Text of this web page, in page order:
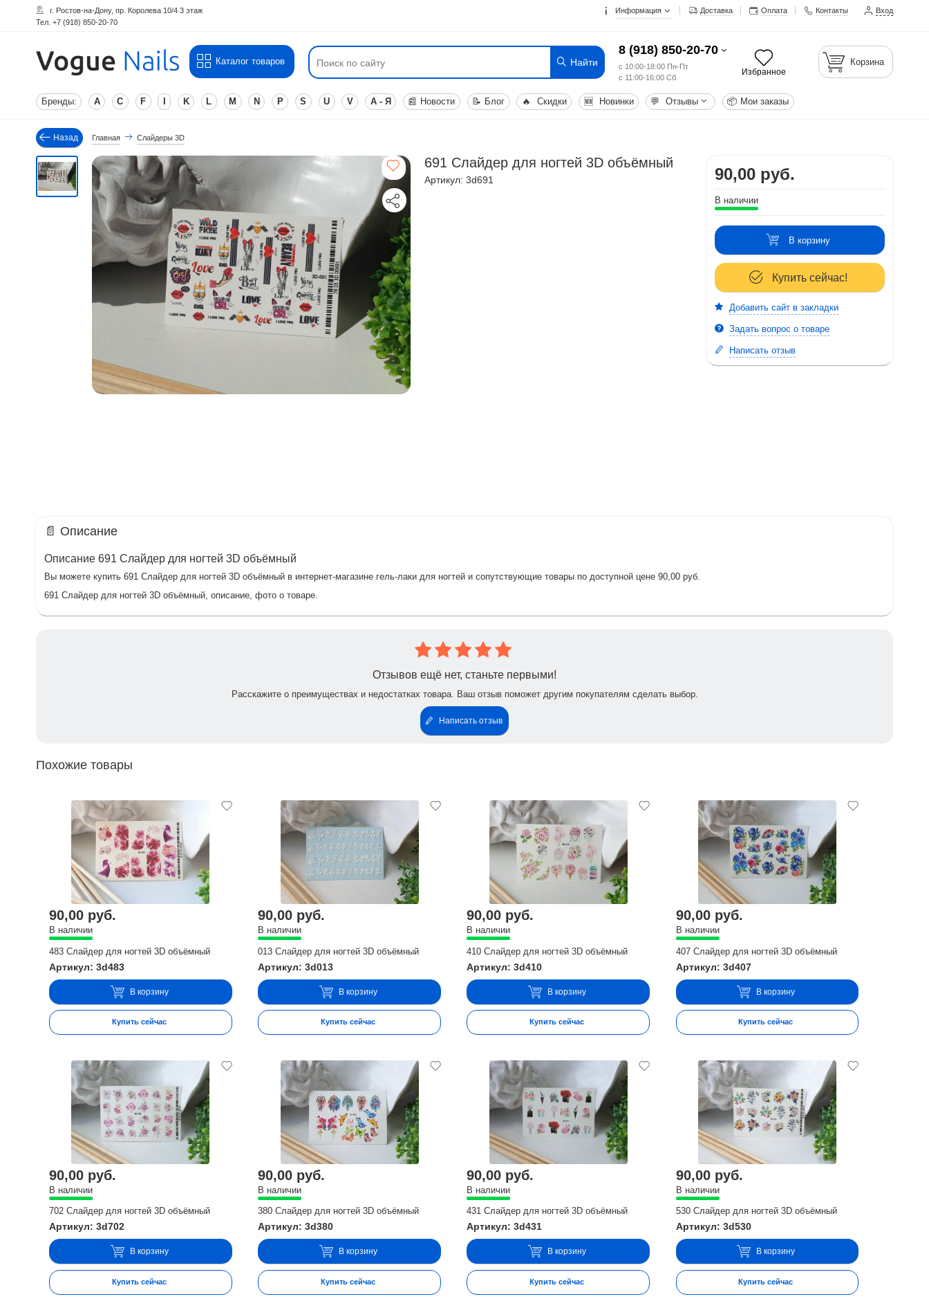
г. Ростов-на-Дону, пр. Королева 10/4 3 этаж
Тел. +7 (918) 850-20-70
Информация Доставка Оплата Контакты Вход
Каталог товаров Найти
8 (918) 850-20-70
с 10:00-18:00 Пн-Пт
с 11:00-16:00 Сб
Избранное
Корзина
Бренды: A C F K L M N P S U V А - Я 📰 Новости 📝 Блог 🔥 Скидки 🆕 Новинки 💬 Отзывы 📦 Мои заказы
Назад Главная Слайдеры 3D
691 Слайдер для ногтей 3D объёмный
Артикул: 3d691 90,00 руб.
В наличии
В корзину
Купить сейчас!
Добавить сайт в закладки
Задать вопрос о товаре
Написать отзыв
📄 Описание
Описание 691 Слайдер для ногтей 3D объёмный
Вы можете купить 691 Слайдер для ногтей 3D объёмный в интернет-магазине гель-лаки для ногтей и сопутствующие товары по доступной цене 90,00 руб.
691 Слайдер для ногтей 3D объёмный, описание, фото о товаре.
Отзывов ещё нет, станьте первыми!
Расскажите о преимуществах и недостатках товара. Ваш отзыв поможет другим покупателям сделать выбор.
Написать отзыв
Похожие товары
90,00 руб.
В наличии
483 Слайдер для ногтей 3D объёмный
Артикул: 3d483
В корзину
Купить сейчас
90,00 руб.
В наличии
013 Слайдер для ногтей 3D объёмный
Артикул: 3d013
В корзину
Купить сейчас
90,00 руб.
В наличии
410 Слайдер для ногтей 3D объёмный
Артикул: 3d410
В корзину
Купить сейчас
90,00 руб.
В наличии
407 Слайдер для ногтей 3D объёмный
Артикул: 3d407
В корзину
Купить сейчас
90,00 руб.
В наличии
702 Слайдер для ногтей 3D объёмный
Артикул: 3d702
В корзину
Купить сейчас
90,00 руб.
В наличии
380 Слайдер для ногтей 3D объёмный
Артикул: 3d380
В корзину
Купить сейчас
90,00 руб.
В наличии
431 Слайдер для ногтей 3D объёмный
Артикул: 3d431
В корзину
Купить сейчас
90,00 руб.
В наличии
530 Слайдер для ногтей 3D объёмный
Артикул: 3d530
В корзину
Купить сейчас